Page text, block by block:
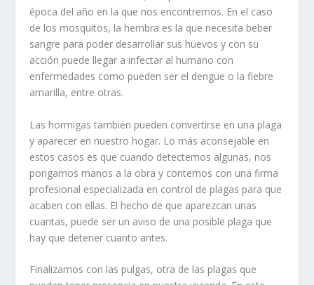
época del año en la que nos encontremos. En el caso
de los mosquitos, la hembra es la que necesita beber
sangre para poder desarrollar sus huevos y con su
acción puede llegar a infectar al humano con
enfermedades como pueden ser el dengue o la fiebre
amarilla, entre otras.
Las hormigas también pueden convertirse en una plaga
y aparecer en nuestro hogar. Lo más aconsejable en
estos casos es que cuando detectemos algunas, nos
pongamos manos a la obra y contemos con una firma
profesional especializada en control de plagas para que
acaben con ellas. El hecho de que aparezcan unas
cuantas, puede ser un aviso de una posible plaga que
hay que detener cuanto antes.
Finalizamos con las pulgas, otra de las plagas que